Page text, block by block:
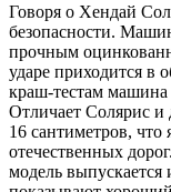
Говоря о Хендай
безопасности.
прочным
ударе приходится в
краш-тестам машина
Отличает Солярис и
16 сантиметров, что
отечественных
модель выпускается